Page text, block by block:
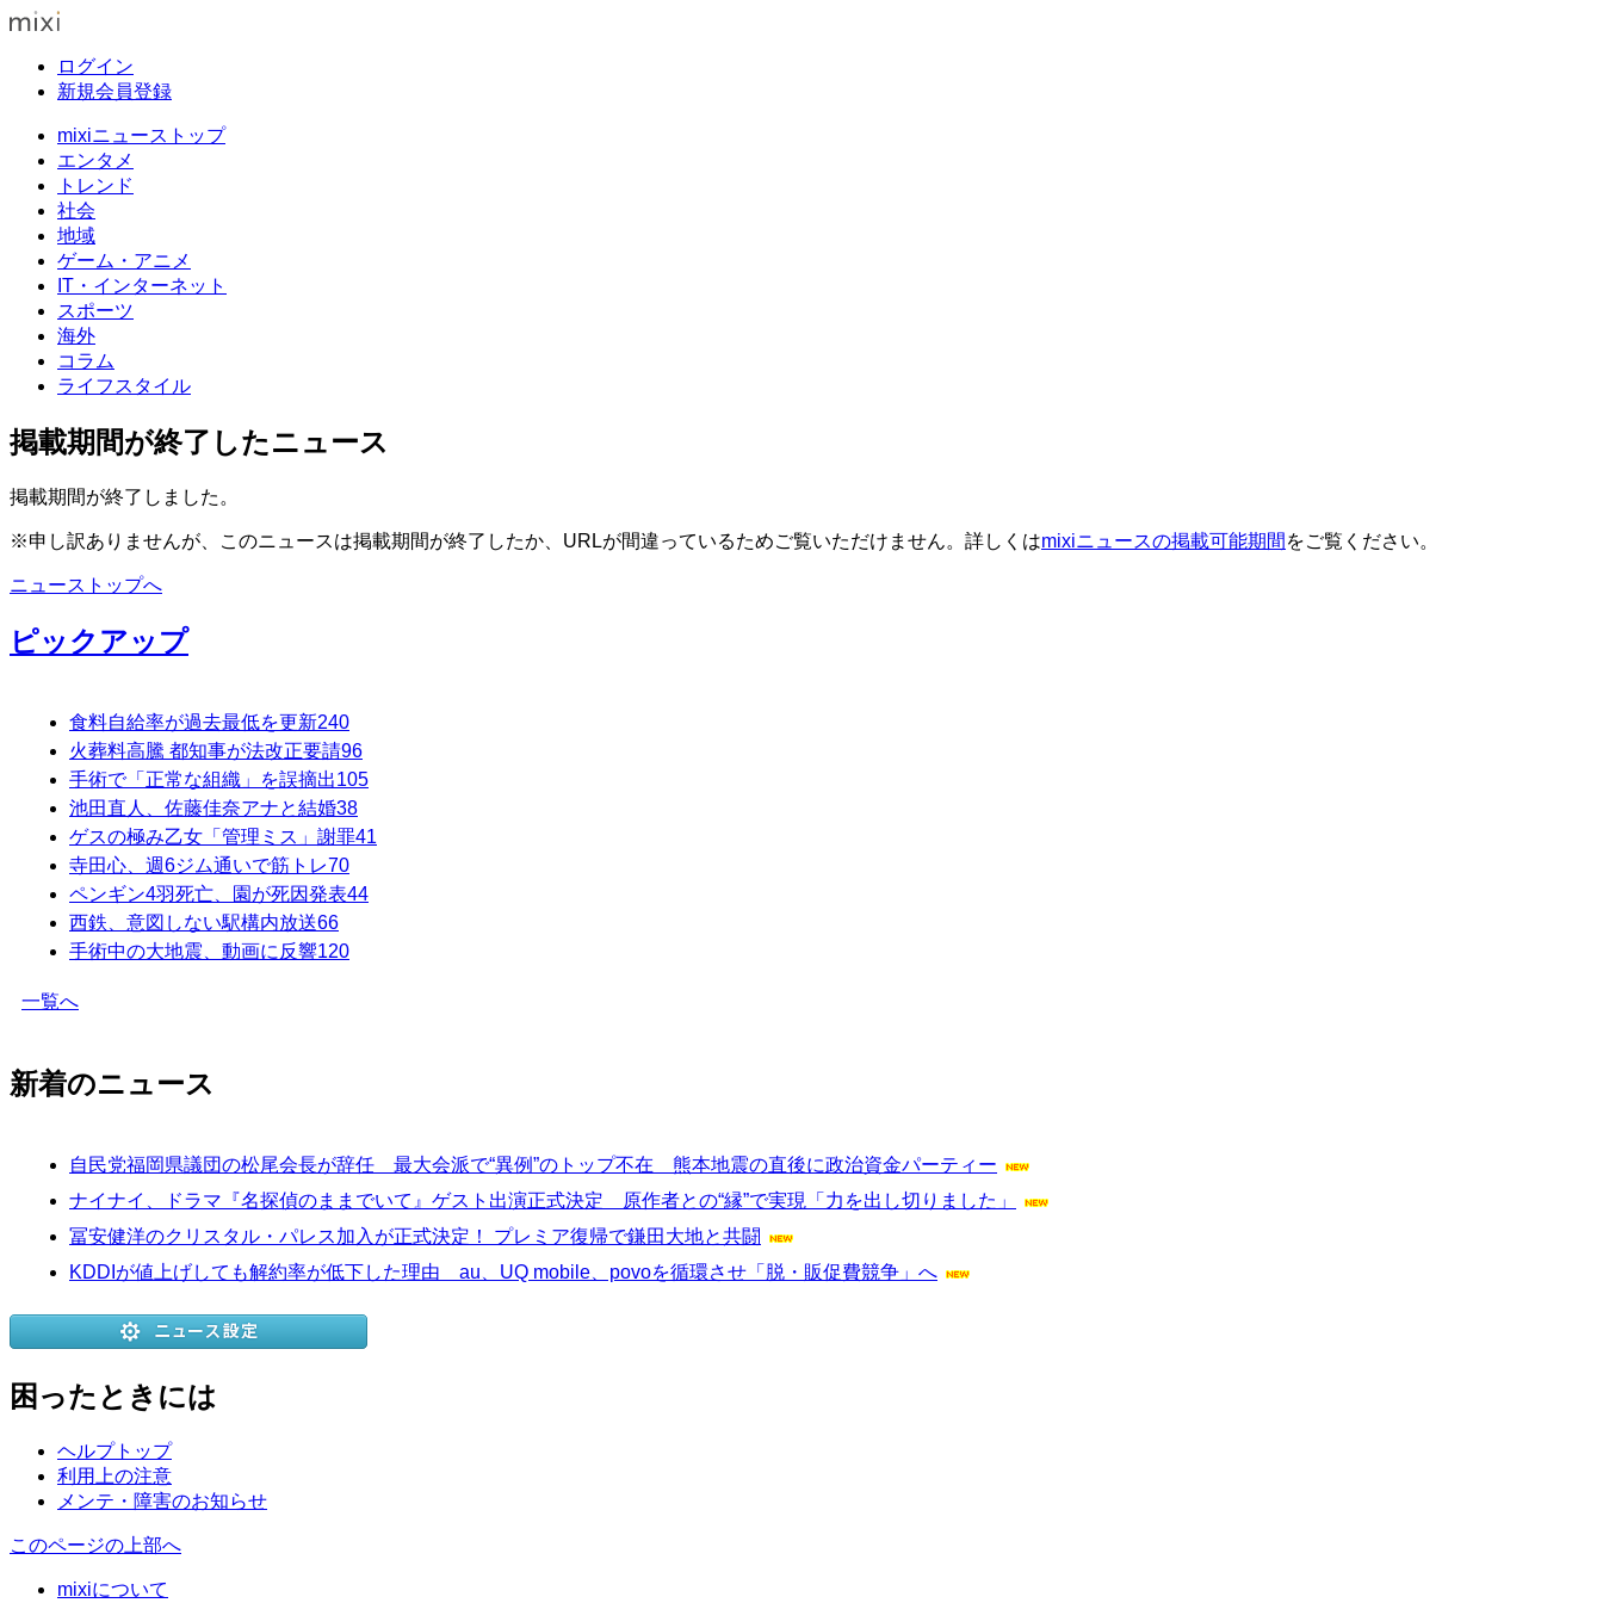
ログイン
新規会員登録
mixiニューストップ
エンタメ
トレンド
社会
地域
ゲーム・アニメ
IT・インターネット
スポーツ
海外
コラム
ライフスタイル
掲載期間が終了したニュース
掲載期間が終了しました。
※申し訳ありませんが、このニュースは掲載期間が終了したか、URLが間違っているためご覧いただけません。詳しくはmixiニュースの掲載可能期間 をご覧ください。
ニューストップへ
ピックアップ
食料自給率が過去最低を更新240
火葬料高騰 都知事が法改正要請96
手術で「正常な組織」を誤摘出105
池田直人、佐藤佳奈アナと結婚38
ゲスの極み乙女「管理ミス」謝罪41
寺田心、週6ジム通いで筋トレ70
ペンギン4羽死亡、園が死因発表44
西鉄、意図しない駅構内放送66
手術中の大地震、動画に反響120
一覧へ
新着のニュース
自民党福岡県議団の松尾会長が辞任 最大会派で“異例”のトップ不在 熊本地震の直後に政治資金パーティー
ナイナイ、ドラマ『名探偵のままでいて』ゲスト出演正式決定 原作者との“縁”で実現「力を出し切りました」
冨安健洋のクリスタル・パレス加入が正式決定！ プレミア復帰で鎌田大地と共闘
KDDIが値上げしても解約率が低下した理由 au、UQ mobile、povoを循環させ「脱・販促費競争」へ
困ったときには
ヘルプトップ
利用上の注意
メンテ・障害のお知らせ
このページの上部へ
mixiについて